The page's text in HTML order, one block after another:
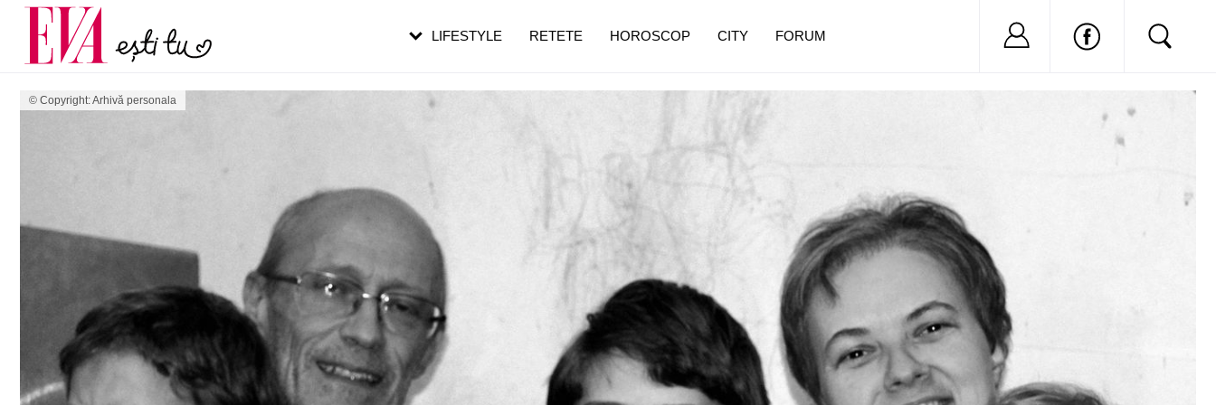
© Copyright: Arhivă personala
LIFESTYLE RETETE HOROSCOP CITY FORUM Nu ai cont?
Carieră
Actualitate
pe măsură ce înaintezi în vârstă
de dureroasă este investigația